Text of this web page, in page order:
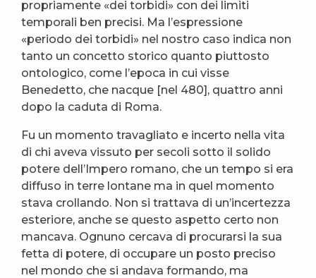
propriamente «dei torbidi» con dei limiti
temporali ben precisi. Ma l’espressione
«periodo dei torbidi» nel nostro caso indica non
tanto un concetto storico quanto piuttosto
ontologico, come l’epoca in cui visse
Benedetto, che nacque [nel 480], quattro anni
dopo la caduta di Roma.
Fu un momento travagliato e incerto nella vita
di chi aveva vissuto per secoli sotto il solido
potere dell’Impero romano, che un tempo si era
diffuso in terre lontane ma in quel momento
stava crollando. Non si trattava di un’incertezza
esteriore, anche se questo aspetto certo non
mancava. Ognuno cercava di procurarsi la sua
fetta di potere, di occupare un posto preciso
nel mondo che si andava formando, ma